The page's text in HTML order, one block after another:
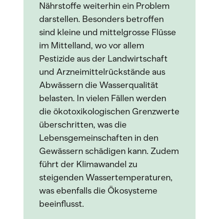
Nährstoffe weiterhin ein Problem
darstellen. Besonders betroffen
sind kleine und mittelgrosse Flüsse
im Mittelland, wo vor allem
Pestizide aus der Landwirtschaft
und Arzneimittelrückstände aus
Abwässern die Wasserqualität
belasten. In vielen Fällen werden
die ökotoxikologischen Grenzwerte
überschritten, was die
Lebensgemeinschaften in den
Gewässern schädigen kann. Zudem
führt der Klimawandel zu
steigenden Wassertemperaturen,
was ebenfalls die Ökosysteme
beeinflusst.